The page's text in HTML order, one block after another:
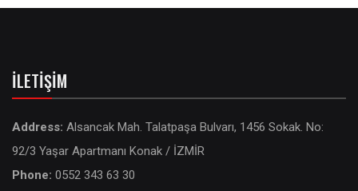
İLETIŞIM
Address: Alsancak Mah. Talatpaşa Bulvarı, 1456 Sokak. No:
92/3 Yaşar Apartmanı Konak / İZMİR
Phone: 0552 343 63 30